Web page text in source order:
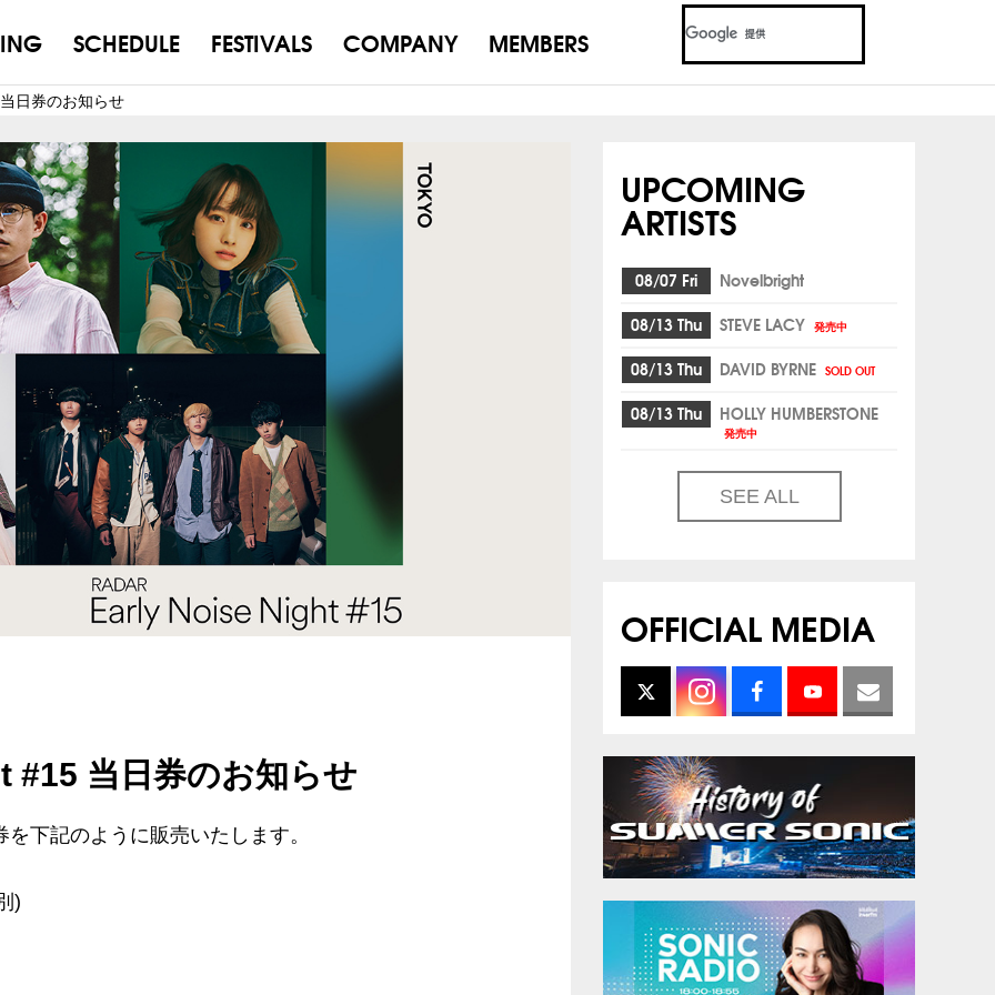
SCHEDULE FESTIVALS COMPANY MEMBERS
日券のお知らせ
当日券のお知らせ
下記のように販売いたします。
)
UPCOMING
ARTISTS
08/07 Fri
Novelbright
08/13 Thu
STEVE LACY 発売中
08/13 Thu DAVID BYRNE SOLD OUT
08/13 Thu HOLLY HUMBERSTONE
発売中
SEE ALL
OFFICIAL MEDIA